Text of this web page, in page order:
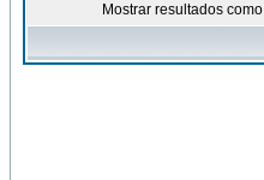
Mostrar resultados